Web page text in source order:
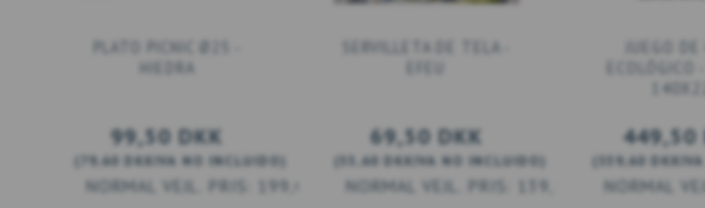
PLATO PICNIC Ø25 -
HIEDRA
99,50 DKK
79,60 DKKIVA NO INCLUIDO)
199,00 DKK
SERVILLETA DE TELA -
69,50 DKK
55,60 DKKIVA NO INCLUIDO)
139,00 DKK
JUEGO
ECOLÓGICO
449,50
359,60 DKK